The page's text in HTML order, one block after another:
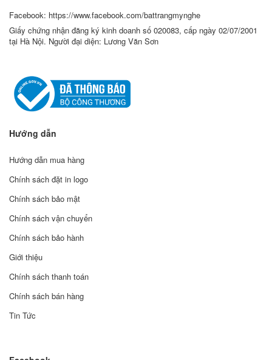
Facebook: https://www.facebook.com/battrangmynghe
Giấy chứng nhận đăng ký kinh doanh số 020083, cấp ngày 02/07/2001
tại Hà Nội. Người đại diện: Lương Văn Sơn
Hướng dẫn
Hướng dẫn mua hàng
Chính sách đặt in logo
Chính sách bảo mật
Chính sách vận chuyển
Chính sách bảo hành
Giới thiệu
Chính sách thanh toán
Chính sách bán hàng
Tin Tức